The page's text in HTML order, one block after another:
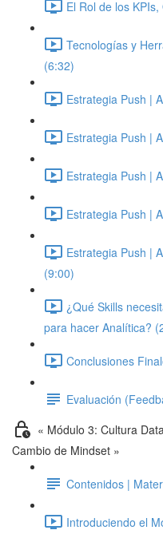
El Rol de los
Tecnologías y
(6:32)
Estrategia Push |
Estrategia Push |
Estrategia Push |
Estrategia Push |
Estrategia Push |
(9:00)
¿Qué Skills
para hacer Analítica?
Conclusiones
Evaluación
« Módulo 3: Cultura
Cambio de Mindset »
Contenidos |
Introduciendo el